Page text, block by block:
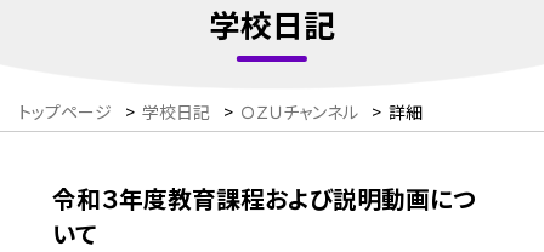
学校日記
トップページ > 学校日記 > ＯＺＵチャンネル > 詳細
令和３年度教育課程および説明動画につ
いて